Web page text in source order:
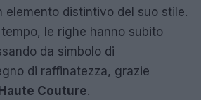
elemento distintivo del suo stile.
le righe hanno subito
da simbolo di
di raffinatezza, grazie
Couture.